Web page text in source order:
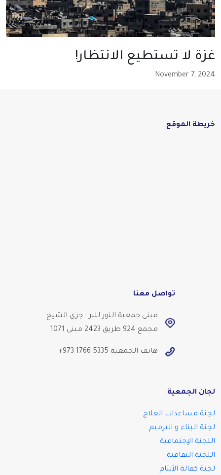
غزة لا تستطيع الانتظار!
November 7, 2024
خريطة الموقع
تواصل معنا
مبنى جمعية النور للبر - جري الشيخ
مجمع 924 طريق 2423 مبنى 1071
هاتف الجمعية +973 1766 5335
لجان الجمعية
لجنة مساعدات العلاج
لجنة البناء و الترميم
اللجنة الإجتماعية
اللجنة الثقافية
لجنة كفالة الأيتام